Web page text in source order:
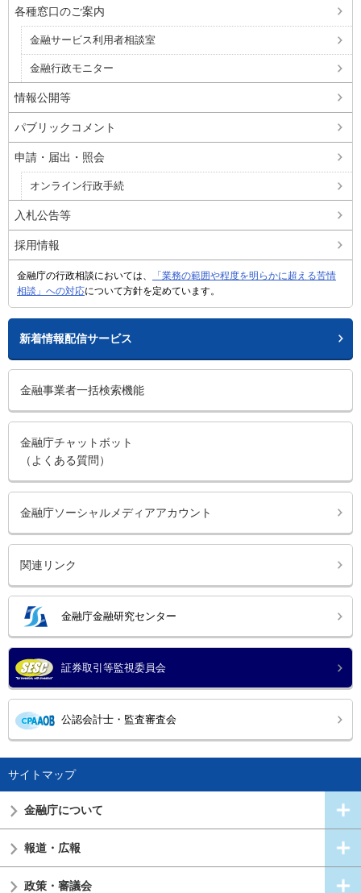
各種窓口のご案内
金融サービス利用者相談室
金融行政モニター
情報公開等
パブリックコメント
申請・届出・照会
オンライン行政手続
入札公告等
採用情報
金融庁の行政相談においては、
「業務の範囲や程度を明らかに超える苦情
相談」への対応について方針を定めています。
新着情報配信サービス
金融事業者一括検索機能
金融庁チャットボット
（よくある質問）
金融庁ソーシャルメディアアカウント
関連リンク
金融庁金融研究センター
証券取引等監視委員会
公認会計士・監査審査会
サイトマップ
金融庁について
報道・広報
政策・審議会